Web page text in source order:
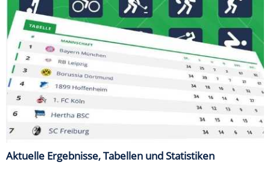
Aktuelle Ergebnisse, Tabellen und Statistiken